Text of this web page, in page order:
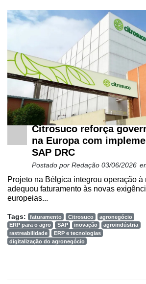
Destaque
Mercado
Troca
de
Cadeira
Agricultura
de
Precisão
Automação
e
Robótica
Citrosuco reforça
na Europa com
SAP DRC
Postado por Redação 03/06/2026
Projeto na Bélgica integrou operação à
adequou faturamento às novas
europeias...
Tags: faturamento Citrosuco
agronegócio
ERP para o agro
SAP inovação
agroindústria
rastreabilidade
ERP e tecnologias
digitalização do agronegócio